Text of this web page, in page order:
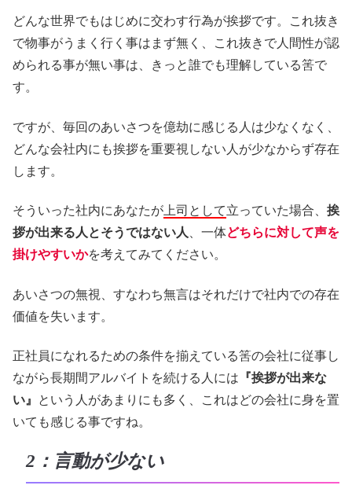
どんな世界でもはじめに交わす行為が挨拶です。これ抜き
で物事がうまく行く事はまず無く、これ抜きで人間性が認
められる事が無い事は、きっと誰でも理解している筈で
す。
ですが、毎回のあいさつを億劫に感じる人は少なくなく、
どんな会社内にも挨拶を重要視しない人が少なからず存在
します。
そういった社内にあなたが 上司として立っていた場合、 挨
拶が出来る人とそうではない人
、一体どちらに対して声を
掛けやすいかを考えてみてください。
あいさつの無視、すなわち無言はそれだけで社内での存在
価値を失います。
正社員になれるための条件を揃えている筈の会社に従事し
ながら長期間アルバイトを続ける人には 『挨拶が出来な
い』
という人があまりにも多く、これはどの会社に身を置
いても感じる事ですね。
2：言動が少ない